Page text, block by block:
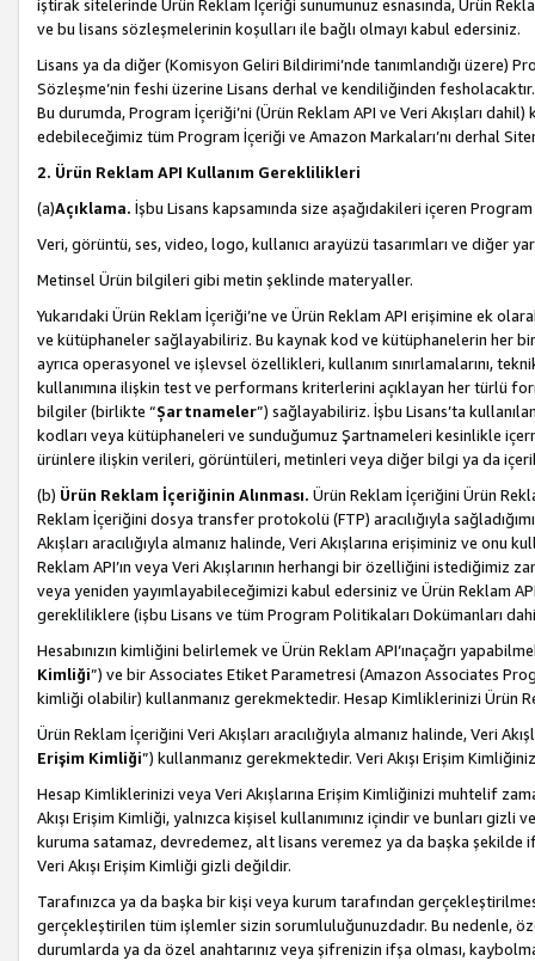
iştirak sitelerinde Ürün Reklam İçeriği sunumunuz esnasında, Ürün
ve bu lisans sözleşmelerinin koşulları ile bağlı olmayı kabul edersiniz.
Lisans ya da diğer (Komisyon Geliri Bildirimi’nde tanımlandığı üzere)
Sözleşme’nin feshi üzerine Lisans derhal ve kendiliğinden
Bu durumda, Program İçeriği’ni (Ürün Reklam API ve Veri Akışları
edebileceğimiz tüm Program İçeriği ve Amazon Markaları’nı derhal
2. Ürün Reklam API Kullanım Gereklilikleri
(a)Açıklama. İşbu Lisans kapsamında size aşağıdakileri içeren
Veri, görüntü, ses, video, logo, kullanıcı arayüzü tasarımları ve diğer
Metinsel Ürün bilgileri gibi metin şeklinde materyaller.
Yukarıdaki Ürün Reklam İçeriği’ne ve Ürün Reklam API erişimine ek
ve kütüphaneler sağlayabiliriz. Bu kaynak kod ve kütüphanelerin her
ayrıca operasyonel ve işlevsel özellikleri, kullanım sınırlamalarını,
kullanımına ilişkin test ve performans kriterlerini açıklayan her türlü
bilgiler (birlikte “Şartnameler”) sağlayabiliriz. İşbu Lisans’ta
kodları veya kütüphaneleri ve sunduğumuz Şartnameleri kesinlikle
ürünlere ilişkin verileri, görüntüleri, metinleri veya diğer bilgi ya da
(b) Ürün Reklam İçeriğinin Alınması. Ürün Reklam İçeriğini Ürün
Reklam İçeriğini dosya transfer protokolü (FTP) aracılığıyla
Akışları aracılığıyla almanız halinde, Veri Akışlarına erişiminiz ve onu
Reklam API’ın veya Veri Akışlarının herhangi bir özelliğini
veya yeniden yayımlayabileceğimizi kabul edersiniz ve Ürün Reklam
gerekliliklere (işbu Lisans ve tüm Program Politikaları Dokümanları
Hesabınızın kimliğini belirlemek ve Ürün Reklam API’ınaçağrı
Kimliği”) ve bir Associates Etiket Parametresi (Amazon Associates
kimliği olabilir) kullanmanız gerekmektedir. Hesap Kimliklerinizi Ürün
Ürün Reklam İçeriğini Veri Akışları aracılığıyla almanız halinde, Veri
Erişim Kimliği”) kullanmanız gerekmektedir. Veri Akışı Erişim
Hesap Kimliklerinizi veya Veri Akışlarına Erişim Kimliğinizi muhtelif
Akışı Erişim Kimliği, yalnızca kişisel kullanımınız içindir ve bunları
kuruma satamaz, devredemez, alt lisans veremez ya da başka şekilde
Veri Akışı Erişim Kimliği gizli değildir.
Tarafınızca ya da başka bir kişi veya kurum tarafından
gerçekleştirilen tüm işlemler sizin sorumluluğunuzdadır. Bu nedenle,
durumlarda ya da özel anahtarınız veya şifrenizin ifşa olması,